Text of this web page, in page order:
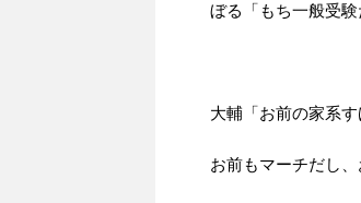
ぼる「もち一般受験
大輔「お前の家系す
お前もマーチだし、